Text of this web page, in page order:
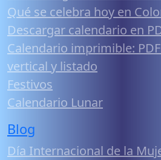
Qué se celebra hoy en
Descargar calendario en
Calendario imprimible:
vertical y listado
Festivos
Calendario Lunar
Blog
Día Internacional de la